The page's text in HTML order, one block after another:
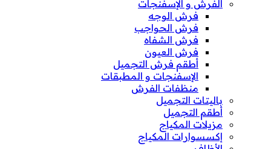
الفرش و الإسفنجات
فرش الوجه
فرش الحواجب
فرش الشفاه
فرش العيون
أطقم فرش التجميل
الإسفنجات و المطبقات
منظفات الفرش
باليتات التجميل
أطقم التجميل
مزيلات المكياج
إكسسوارات المكياج